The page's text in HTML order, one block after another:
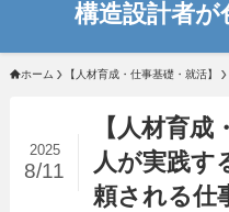
構造設計者が
ホーム 【人材育成・仕事基礎・就活】
【人材育
人が実践す
頼される仕
2025
8/11